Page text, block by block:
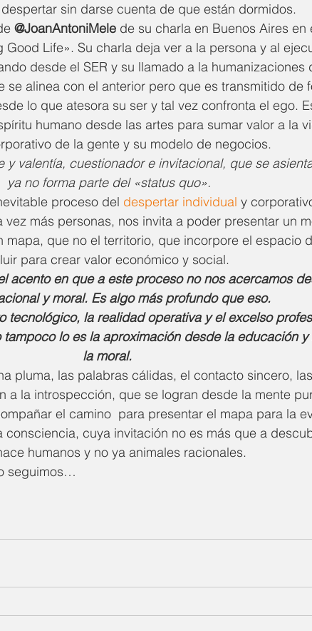
sin darse cuenta de que están dormidos.
@JoanAntoniMele de su charla en Buenos Aires en
Good Life». Su charla deja ver a la persona y al
desde el SER y su llamado a la humanizaciones
alinea con el anterior pero que es transmitido de
lo que atesora su ser y tal vez confronta el ego.
humano desde las artes para sumar valor a la
de la gente y su modelo de negocios.
y valentía, cuestionador e invitacional, que se
ya no forma parte del «status quo».
proceso del despertar individual y
más personas, nos invita a poder presentar un
mapa, que no el territorio, que incorpore el espacio
para crear valor económico y social.
acento en que a este proceso no nos acercamos
y moral. Es algo más profundo que eso.
tecnológico, la realidad operativa y el excelso
lo es la aproximación desde la educación
la moral.
pluma, las palabras cálidas, el contacto sincero,
a la introspección, que se logran desde la mente
el camino  para presentar el mapa para la
cuya invitación no es más que a
humanos y no ya animales racionales.
seguimos…